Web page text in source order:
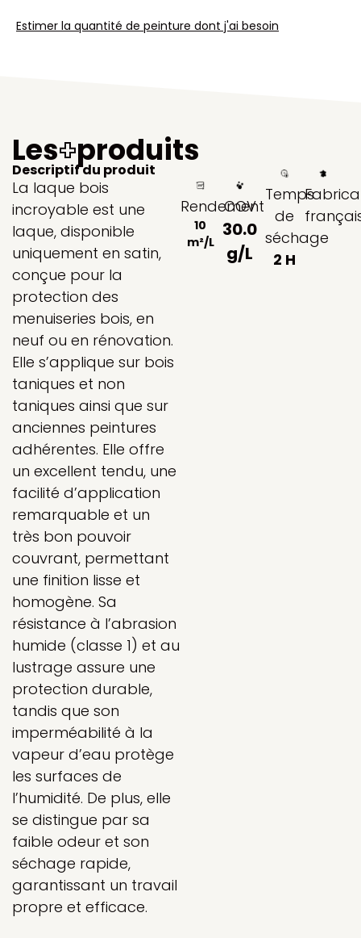
Estimer la quantité de peinture dont j'ai besoin
Les+produits
Descriptif du produit
La laque bois
incroyable est une
laque, disponible
uniquement en satin,
conçue pour la
protection des
menuiseries bois, en
neuf ou en rénovation.
Elle s’applique sur bois
taniques et non
taniques ainsi que sur
anciennes peintures
adhérentes. Elle offre
un excellent tendu, une
facilité d’application
remarquable et un
très bon pouvoir
couvrant, permettant
une finition lisse et
homogène. Sa
résistance à l’abrasion
humide (classe 1) et au
lustrage assure une
protection durable,
tandis que son
imperméabilité à la
vapeur d’eau protège
les surfaces de
l’humidité. De plus, elle
se distingue par sa
faible odeur et son
séchage rapide,
garantissant un travail
propre et efficace.
Rendement
10
m²/L
COV
30.0
g/L
Temps
de
séchage
2 H